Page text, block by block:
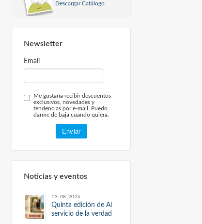
Descargar Catálogo
Newsletter
Email
Me gustaría recibir descuentos
exclusivos, novedades y
tendencias por e-mail. Puedo
darme de baja cuando quiera.
Noticias y eventos
13-08-2026
Quinta edición de Al
servicio de la verdad